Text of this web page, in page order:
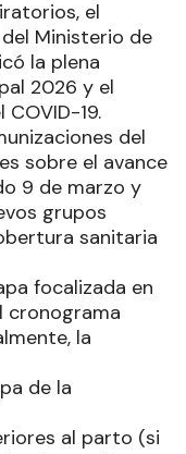
el
Ministerio de
la plena
2026 y el
19.
del
sobre el avance
9 de marzo y
grupos
sanitaria
focalizada en
cronograma
la
de la
al parto (si